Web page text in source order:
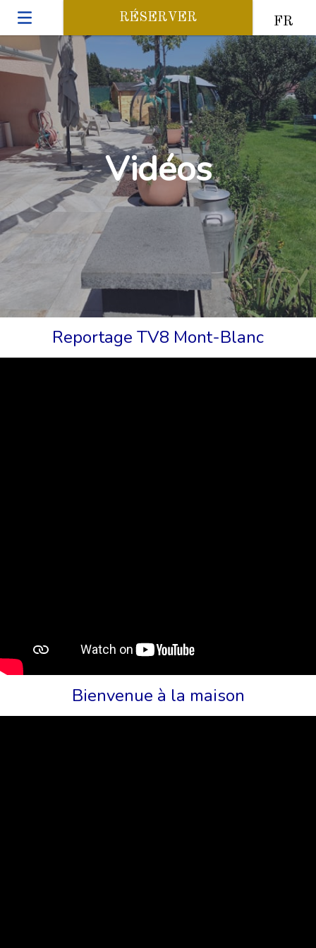
RÉSERVER FR
Vidéos
Reportage TV8 Mont-Blanc
Bienvenue à la maison